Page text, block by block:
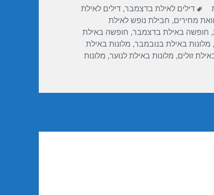
תגיות
דילים לאילת בדצמבר,דילים לאילת
מחירים, חבילת נופש לאילת
, חופשה באילת בדצמבר, חופשה באילת
, מלונות באילת בנובמבר, מלונות באילת
זולים, מלונות באילת לנוער, מלונות